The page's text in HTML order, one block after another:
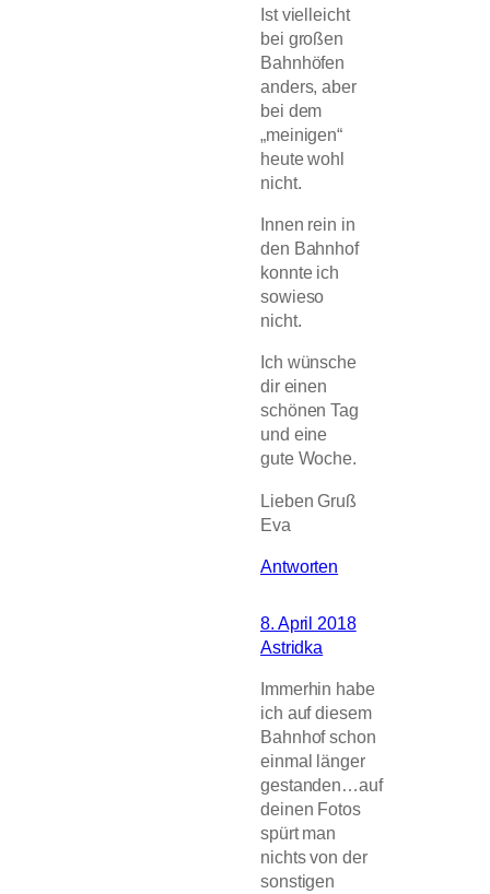
Ist vielleicht
bei großen
Bahnhöfen
anders, aber
bei dem
„meinigen“
heute wohl
nicht.
Innen rein in
den Bahnhof
konnte ich
sowieso
nicht.
Ich wünsche
dir einen
schönen Tag
und eine
gute Woche.
Lieben Gruß
Eva
Antworten
8. April 2018
Astridka
Immerhin habe
ich auf diesem
Bahnhof schon
einmal länger
gestanden…auf
deinen Fotos
spürt man
nichts von der
sonstigen